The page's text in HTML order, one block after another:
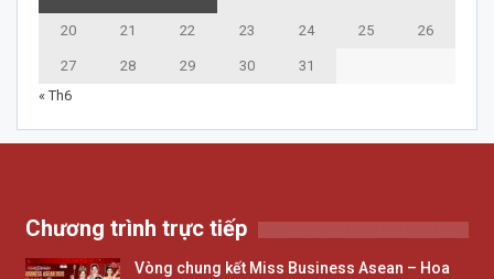
20 21 22 23 24 25 26
27 28 29 30
31
« Th6
Chương trình trực tiếp
Vòng chung kết Miss Business Asean – Hoa